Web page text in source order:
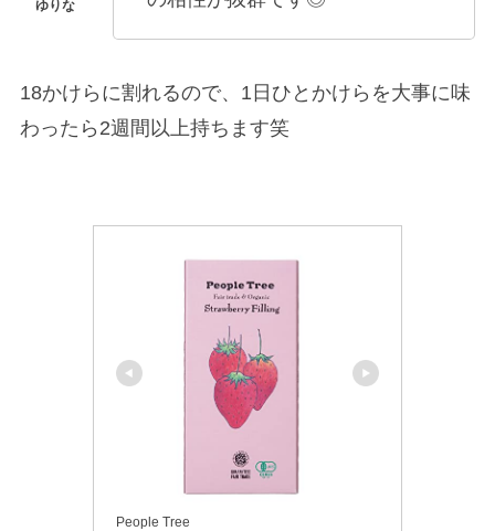
18かけらに割れるので、1日ひとかけらを大事に味
わったら2週間以上持ちます笑
People Tree